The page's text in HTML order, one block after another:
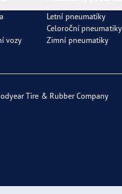
vozy
Letní pneumatiky
Celoroční pneumatiky
Zimní pneumatiky
Tire & Rubber Company